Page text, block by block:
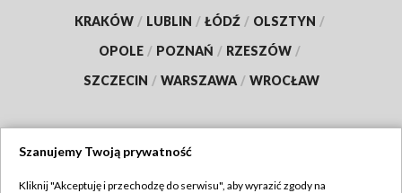
KRAKÓW / LUBLIN / ŁÓDŹ / OLSZTYN /
OPOLE / POZNAŃ / RZESZÓW /
SZCZECIN / WARSZAWA / WROCŁAW
Szanujemy Twoją prywatność
Kliknij "Akceptuję i przechodzę do serwisu", aby wyrazić zgody na